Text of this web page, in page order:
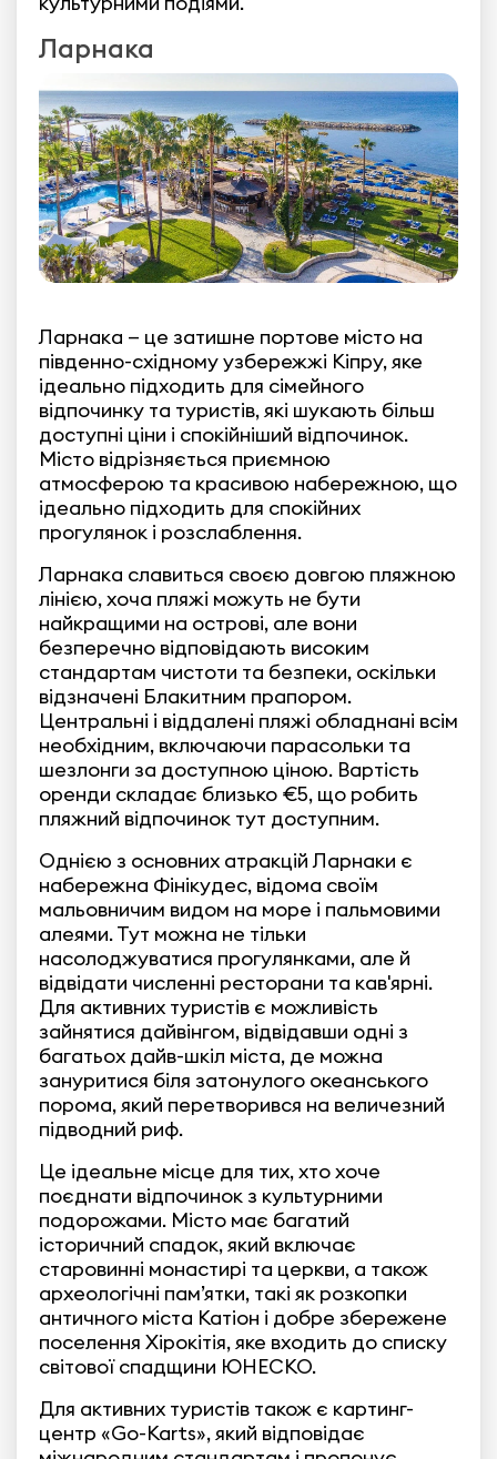
Ларнака
Ларнака — це затишне портове місто на
південно-східному узбережжі Кіпру, яке
ідеально підходить для сімейного
відпочинку та туристів, які шукають більш
доступні ціни і спокійніший відпочинок.
Місто відрізняється приємною
атмосферою та красивою набережною, що
ідеально підходить для спокійних
прогулянок і розслаблення.
Ларнака славиться своєю довгою пляжною
лінією, хоча пляжі можуть не бути
найкращими на острові, але вони
безперечно відповідають високим
стандартам чистоти та безпеки, оскільки
відзначені Блакитним прапором.
Центральні і віддалені пляжі обладнані всім
необхідним, включаючи парасольки та
шезлонги за доступною ціною. Вартість
оренди складає близько €5, що робить
пляжний відпочинок тут доступним.
Однією з основних атракцій Ларнаки є
набережна Фінікудес, відома своїм
мальовничим видом на море і пальмовими
алеями. Тут можна не тільки
насолоджуватися прогулянками, але й
відвідати численні ресторани та кав'ярні.
Для активних туристів є можливість
зайнятися дайвінгом, відвідавши одні з
багатьох дайв-шкіл міста, де можна
зануритися біля затонулого океанського
порома, який перетворився на величезний
підводний риф.
Це ідеальне місце для тих, хто хоче
поєднати відпочинок з культурними
подорожами. Місто має багатий
історичний спадок, який включає
старовинні монастирі та церкви, а також
археологічні пам’ятки, такі як розкопки
античного міста Катіон і добре збережене
поселення Хірокітія, яке входить до списку
світової спадщини ЮНЕСКО.
Для активних туристів також є картинг-
центр «Go-Karts», який відповідає